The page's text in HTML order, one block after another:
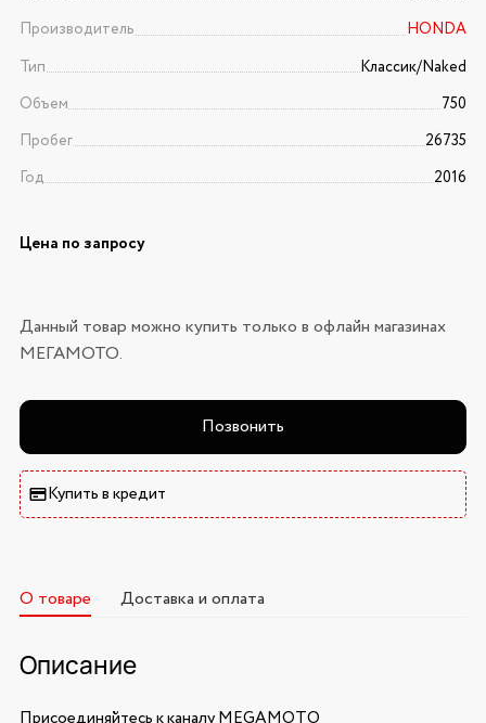
Производитель
HONDA
Тип
Классик/Naked
Объем
750
Пробег
26735
Год
2016
Цена по запросу
Данный товар можно купить только в офлайн магазинах
МЕГАМОТО.
Позвонить
Купить в кредит
О товаре Доставка и оплата
Описание